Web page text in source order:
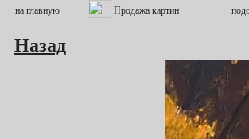
Назад